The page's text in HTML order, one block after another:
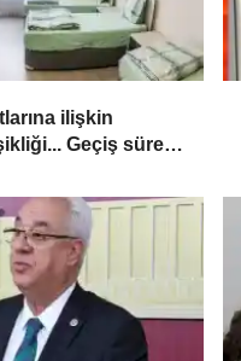
ilişkin
Geçiş süresi